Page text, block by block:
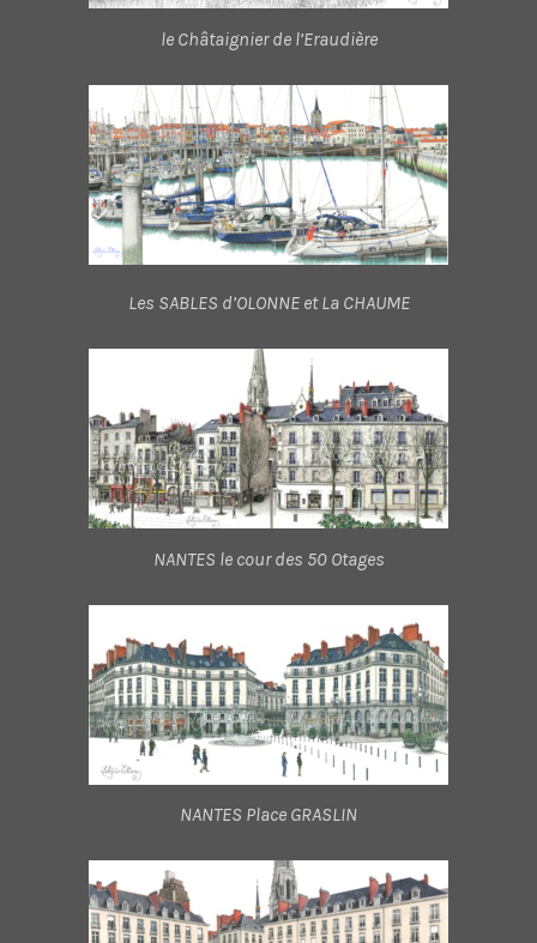
le Châtaignier de l’Eraudière
Les SABLES d’OLONNE et La CHAUME
NANTES le cour des 50 Otages
NANTES Place GRASLIN